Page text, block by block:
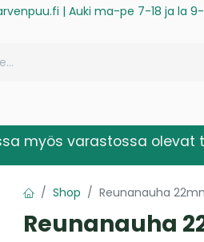
| Auki ma-pe 7-18 ja la 9-
myös varastossa olevat
Shop Reunanauha
Reunanauha